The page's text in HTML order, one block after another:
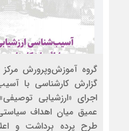
گروه آموزش‌وپرورش
گزارش کارشناسی با
اجرای «ارزشیابی
عمیق میان اهداف
طرح پرده برداشت و